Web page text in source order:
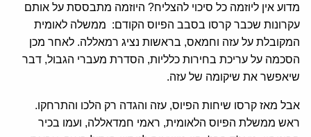
מדוע אין ליוזמה כל סיכוי להצליח? היוזמה מתבססת על אותם
עקרונות שכבר קרסו בסבב הפיוס הקודם: ממשלה לאומית
המקובלת על עזה וחמאס, בראשות נציג רמאללה. לאחר מכן
הסכמה על עריכת בחירות כלליות, הסדרת מעברי הגבול, דבר
שיאפשר את שיקומה של עזה.
אבל מאז קרסו שיחות הפיוס, עזה והגדה רק הלכו והתרחקו.
ראש ממשלת הפיוס הלאומית, ראמי חמדאללה, ועמו בכיר